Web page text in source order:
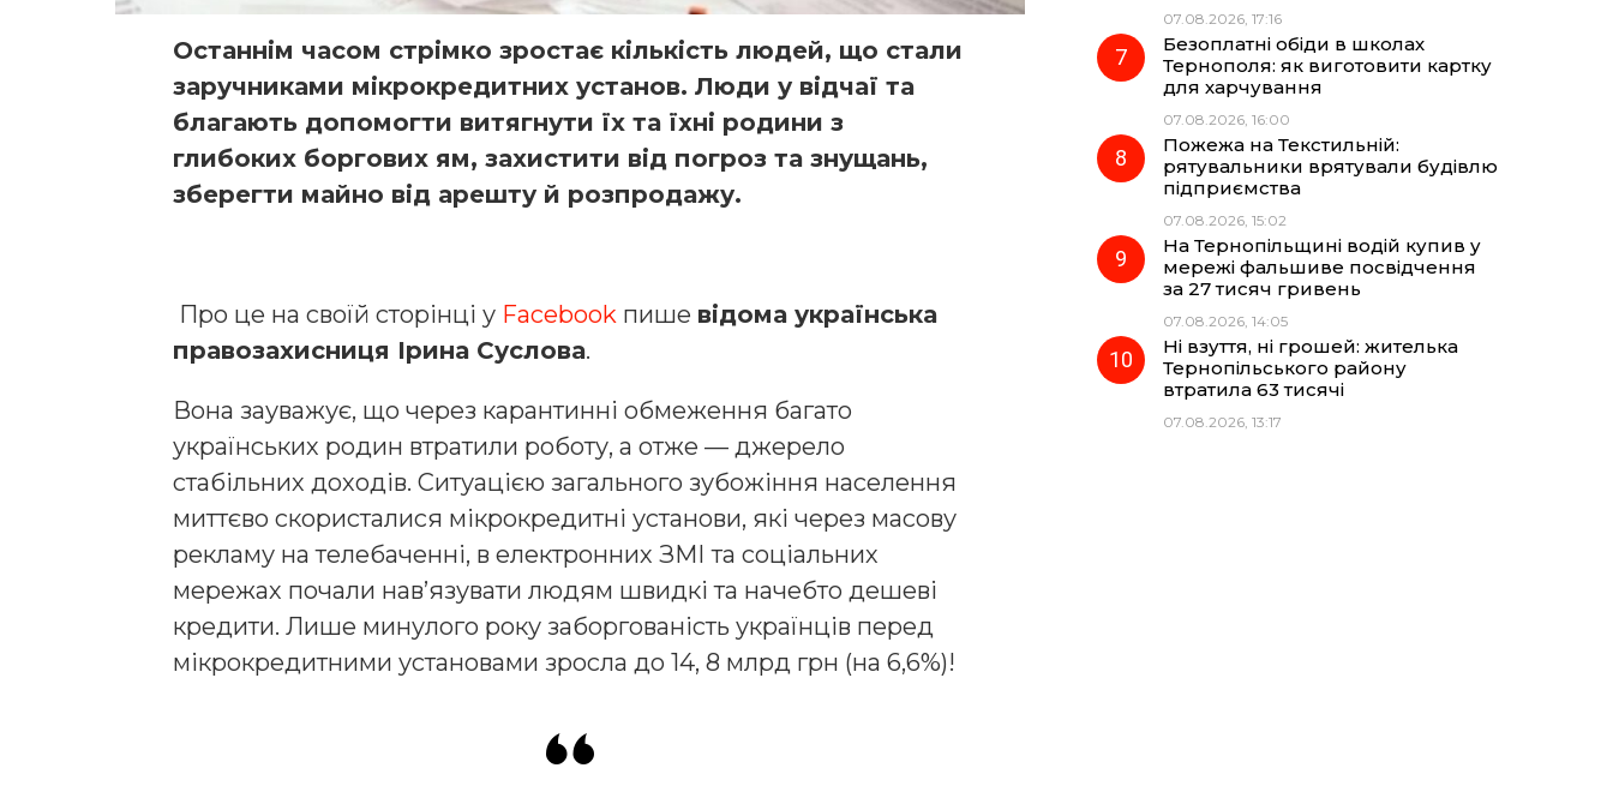
Останнім часом стрімко зростає кількість людей, що стали
заручниками мікрокредитних установ. Люди у відчаї та
благають допомогти витягнути їх та їхні родини з
глибоких боргових ям, захистити від погроз та знущань,
зберегти майно від арешту й розпродажу.
Про це на своїй сторінці у Facebook пише відома українська
правозахисниця Ірина Суслова.
Вона зауважує, що через карантинні обмеження багато
українських родин втратили роботу, а отже — джерело
стабільних доходів. Ситуацією загального зубожіння населення
миттєво скористалися мікрокредитні установи, які через масову
рекламу на телебаченні, в електронних ЗМІ та соціальних
мережах почали нав’язувати людям швидкі та начебто дешеві
кредити. Лише минулого року заборгованість українців перед
мікрокредитними установами зросла до 14, 8 млрд грн (на 6,6%)!
07.08.2026, 17:16
Безоплатні обіди в школах
Тернополя: як виготовити картку
для харчування
07.08.2026, 16:00
Пожежа на Текстильній:
рятувальники врятували будівлю
підприємства
07.08.2026, 15:02
На Тернопільщині водій купив у
мережі фальшиве посвідчення
за 27 тисяч гривень
07.08.2026, 14:05
Ні взуття, ні грошей: жителька
Тернопільського району
втратила 63 тисячі
07.08.2026, 13:17